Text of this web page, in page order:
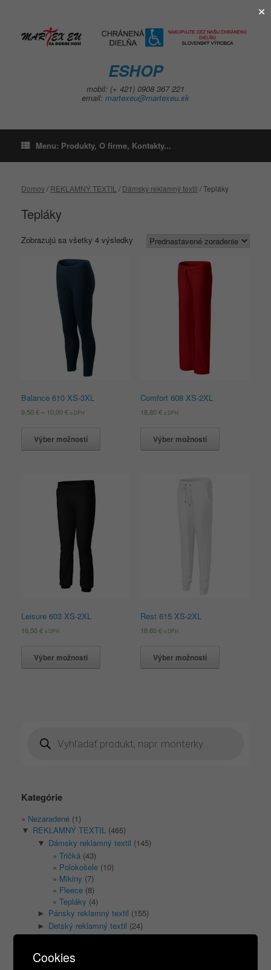
ESHOP
mobil: (+ 421) 0908 367 221
email: martexeu@martexeu.sk
Menu: Produkty, O firme, Kontakty...
Domov/ REKLAMNÝ TEXTIL / Dámsky reklamný textil / Tepláky
Tepláky
Zobrazujú sa všetky 4 výsledky
Balance 610 XS-3XL
9,50€– 10,00€ s DPH
Výber možností
Comfort 608 XS-2XL
18,80€ s DPH
Výber možností
Leisure 603 XS-2XL
16,50€ s DPH
Výber možností
Rest 615 XS-2XL
18,80€ s DPH
Výber možností
search
Kategórie
Nezaradené (1)
▼ REKLAMNÝ TEXTIL (465)
▼ Dámsky reklamný textil (145)
Tričká (43)
Polokošele (10)
Mikiny (7)
Fleece (8)
Tepláky (4)
► Pánsky reklamný textil (155)
► Detský reklamný textil (24)
PRACOVNÉ ODEVY(1333)
PRACOVNÁ OBUV
PRACOVNÉ RUKAVICE
×
Cookies